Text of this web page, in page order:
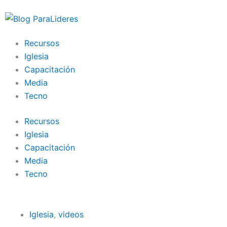
al
Recursos
Iglesia
Capacitación
Media
Tecno
Recursos
Iglesia
Capacitación
Media
Tecno
Iglesia, videos